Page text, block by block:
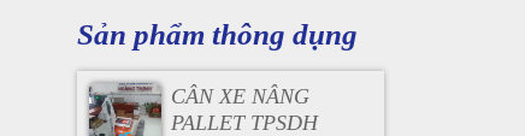
Sản phẩm thông dụng
CÂN XE NÂNG
PALLET TPSDH